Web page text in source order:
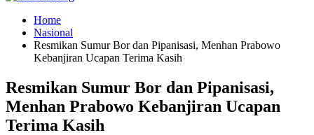
Home
Nasional
Resmikan Sumur Bor dan Pipanisasi, Menhan Prabowo
Kebanjiran Ucapan Terima Kasih
Resmikan Sumur Bor dan Pipanisasi,
Menhan Prabowo Kebanjiran Ucapan
Terima Kasih